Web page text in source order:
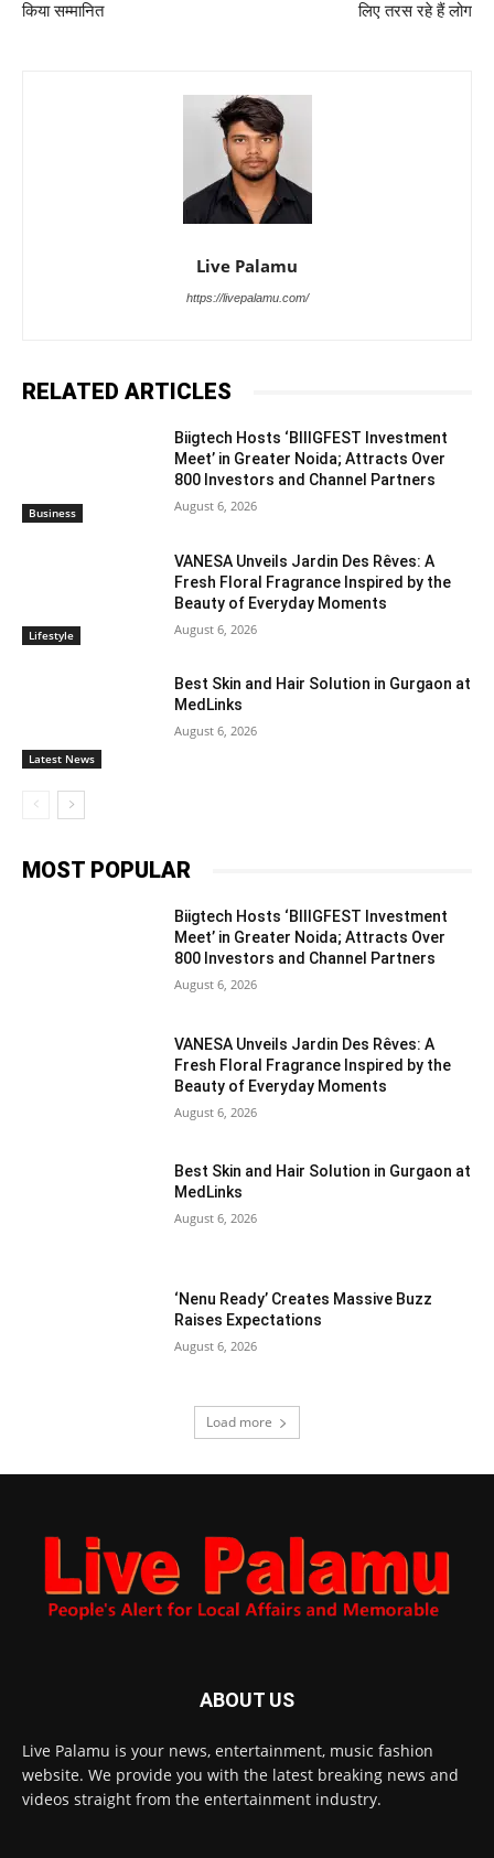
किया सम्मानित
लिए तरस रहे हैं लोग
Live Palamu
https://livepalamu.com/
RELATED ARTICLES
Business
Biigtech Hosts ‘BIIIGFEST Investment
Meet’ in Greater Noida; Attracts Over
800 Investors and Channel Partners
August 6, 2026
Lifestyle
VANESA Unveils Jardin Des Rêves: A
Fresh Floral Fragrance Inspired by the
Beauty of Everyday Moments
August 6, 2026
Latest News
Best Skin and Hair Solution in Gurgaon at
MedLinks
August 6, 2026
MOST POPULAR
Biigtech Hosts ‘BIIIGFEST Investment
Meet’ in Greater Noida; Attracts Over
800 Investors and Channel Partners
August 6, 2026
VANESA Unveils Jardin Des Rêves: A
Fresh Floral Fragrance Inspired by the
Beauty of Everyday Moments
August 6, 2026
Best Skin and Hair Solution in Gurgaon at
MedLinks
August 6, 2026
‘Nenu Ready’ Creates Massive Buzz
Raises Expectations
August 6, 2026
Load more
ABOUT US
Live Palamu is your news, entertainment, music fashion
website. We provide you with the latest breaking news and
videos straight from the entertainment industry.